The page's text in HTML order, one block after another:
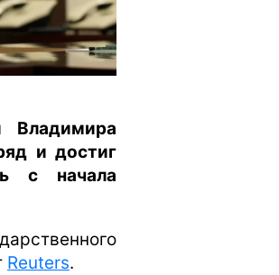
Владимира
и достиг
с начала
Reuters.